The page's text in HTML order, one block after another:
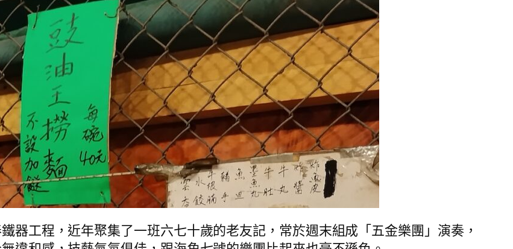
器工程，近年聚集了一班六七十歲的老友記，常於週末組成「五金樂團」演奏，